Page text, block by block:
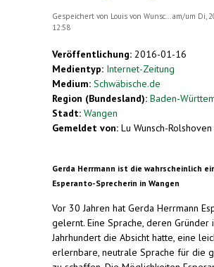
Gespeichert von Louis von Wunsc...
am/um Di,
12:58
Veröffentlichung: 2016-01-16
Medientyp: Internet-Zeitung
Medium: Schwäbische.de
Region (Bundesland): Baden-
Stadt: Wangen
Gemeldet von: Lu Wunsch-Rolshoven
Gerda Herrmann ist die wahrscheinlich
Esperanto-Sprecherin in Wangen
Vor 30 Jahren hat Gerda Herrmann
gelernt. Eine Sprache, deren Gründer
Jahrhundert die Absicht hatte, eine
erlernbare, neutrale Sprache für die